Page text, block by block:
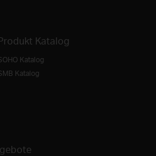
Katalog
Katalog
Katalog